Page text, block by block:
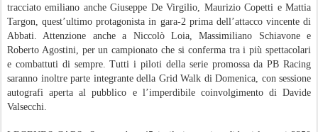
tracciato emiliano anche Giuseppe De Virgilio, Maurizio Copetti e Mattia
Targon, quest’ultimo protagonista in gara-2 prima dell’attacco vincente di
Abbati. Attenzione anche a Niccolò Loia, Massimiliano Schiavone e
Roberto Agostini, per un campionato che si conferma tra i più spettacolari
e combattuti di sempre. Tutti i piloti della serie promossa da PB Racing
saranno inoltre parte integrante della Grid Walk di Domenica, con sessione
autografi aperta al pubblico e l’imperdibile coinvolgimento di Davide
Valsecchi.